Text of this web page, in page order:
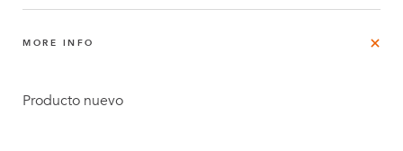
MORE INFO
Producto nuevo